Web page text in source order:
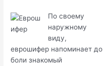
По своему
наружному
виду,
еврошифер напоминает до
боли знакомый